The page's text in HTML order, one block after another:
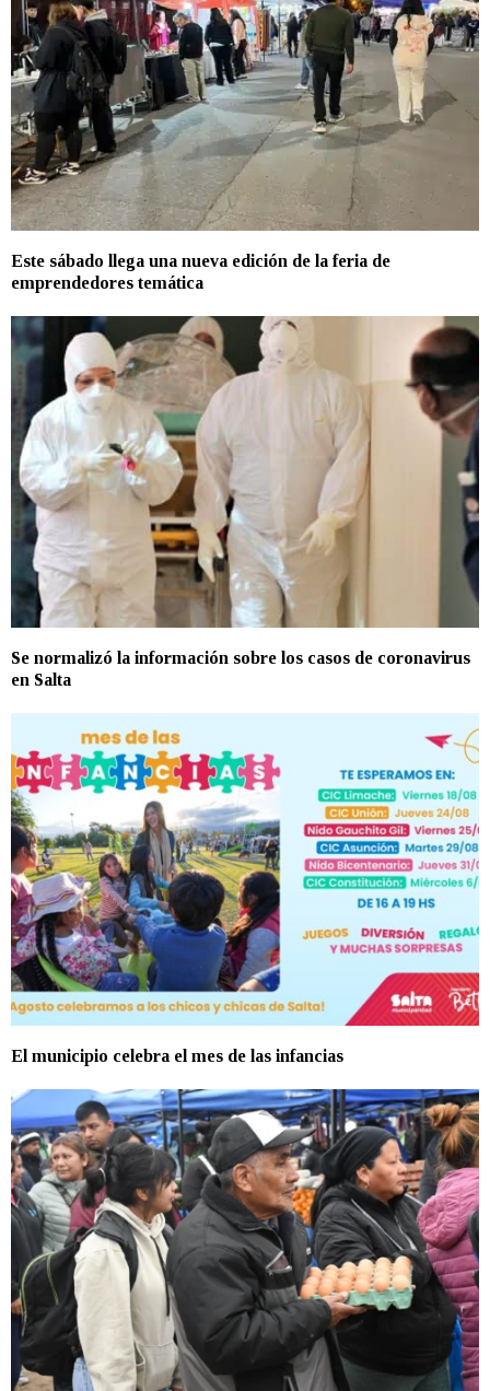
Este sábado llega una nueva edición de la feria de
emprendedores temática
Se normalizó la información sobre los casos de coronavirus
en Salta
El municipio celebra el mes de las infancias